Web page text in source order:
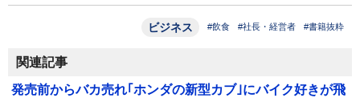
ビジネス #飲食 #社長・経営者 #書籍抜粋
関連記事
発売前からバカ売れ｢ホンダの新型カブ｣にバイク好きが飛